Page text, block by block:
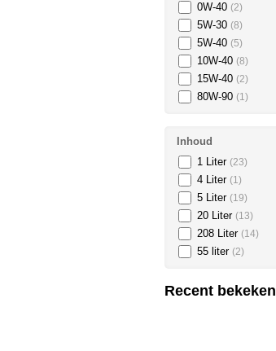
0W-40 (2)
5W-30 (8)
5W-40 (5)
10W-40 (8)
15W-40 (2)
80W-90 (1)
Inhoud
1 Liter (23)
4 Liter (1)
5 Liter (19)
20 Liter (13)
208 Liter (14)
55 liter (2)
Recent bekeken